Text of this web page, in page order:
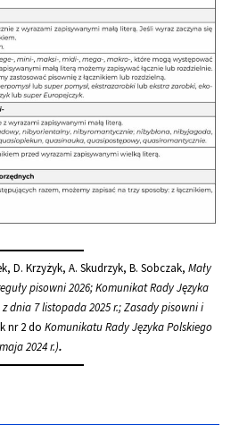
D. Krzyżyk, A. Skudrzyk, B. Sobczak,Mały
pisowni 2026; Komunikat Rady Języka
dnia 7 listopada 2025 r.; Zasady pisowni i
nr 2 doKomunikatu Rady Języka Polskiego
2024 r.).